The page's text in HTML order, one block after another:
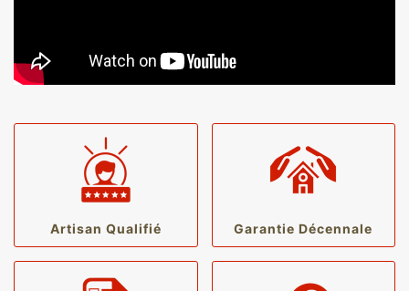
Artisan Qualifié Garantie Décennale